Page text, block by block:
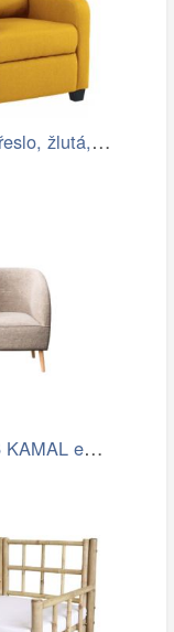
Relaxační křeslo, žlutá, TURNER Mdum
Redo 90376 KAMAL exteriérové nástěnné…